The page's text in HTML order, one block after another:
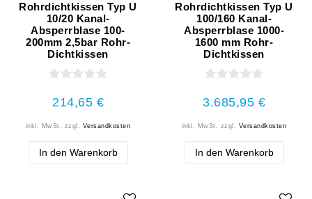
Rohrdichtkissen Typ U
10/20 Kanal-
Absperrblase 100-
200mm 2,5bar Rohr-
Dichtkissen
214,65 €
inkl. MwSt. zzgl. Versandkosten
In den Warenkorb
Rohrdichtkissen Typ U
100/160 Kanal-
Absperrblase 1000-
1600 mm Rohr-
Dichtkissen
3.685,95 €
inkl. MwSt. zzgl. Versandkosten
In den Warenkorb